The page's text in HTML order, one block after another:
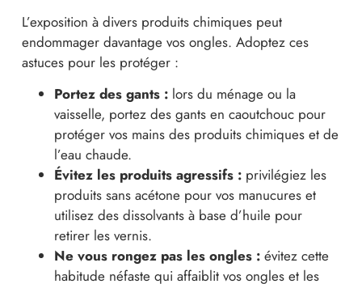
L’exposition à divers produits chimiques peut
endommager davantage vos ongles. Adoptez ces
astuces pour les protéger :
Portez des gants : lors du ménage ou la
vaisselle, portez des gants en caoutchouc pour
protéger vos mains des produits chimiques et de
l’eau chaude.
Évitez les produits agressifs : privilégiez les
produits sans acétone pour vos manucures et
utilisez des dissolvants à base d’huile pour
retirer les vernis.
Ne vous rongez pas les ongles : évitez cette
habitude néfaste qui affaiblit vos ongles et les